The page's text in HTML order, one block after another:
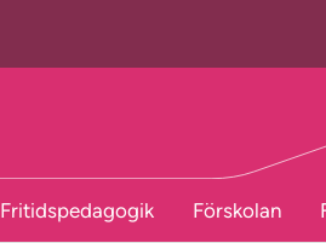
Fritidspedagogik Förskolan